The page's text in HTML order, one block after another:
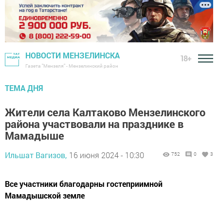
НОВОСТИ МЕНЗЕЛИНСКА
Газета "Мензеля" - Мензелинский район
18+
ТЕМА ДНЯ
Жители села Калтаково Мензелинского
района участвовали на празднике в
Мамадыше
Ильшат Вагизов, 16 июня 2024 - 10:30 752 0 3
Все участники благодарны гостеприимной
Мамадышской земле